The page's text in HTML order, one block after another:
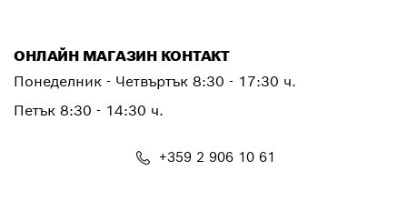
ОНЛАЙН МАГАЗИН КОНТАКТ
Понеделник - Четвъртък 8:30 - 17:30 ч.
Петък 8:30 - 14:30 ч.
+359 2 906 10 61